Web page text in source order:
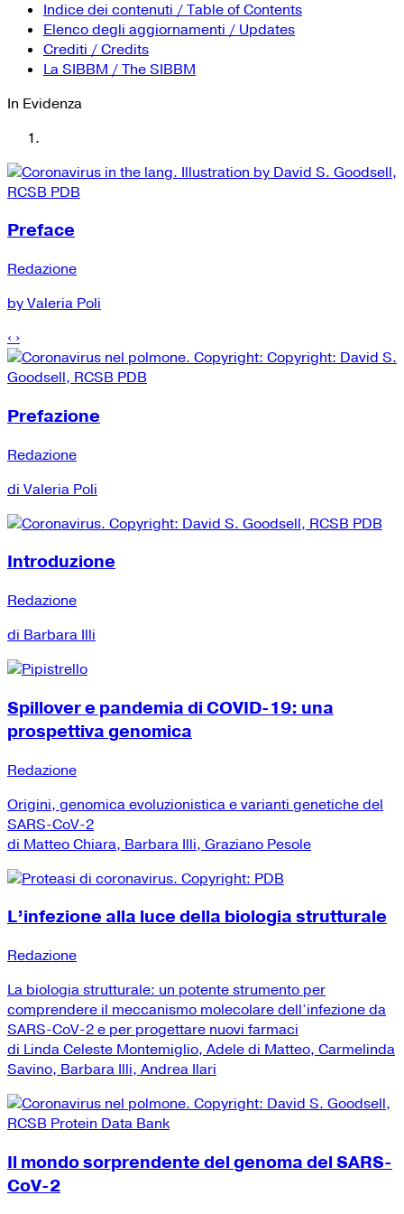
Tutti i siti Zanichelli per la scuola
Collezioni Università
Facebook
Twitter
Instagram
Instagram scuola
Mail
Indice dei contenuti / Table of Contents
Elenco degli aggiornamenti / Updates
Crediti / Credits
La SIBBM / The SIBBM
In Evidenza
Preface
Redazione
by Valeria Poli
‹ ›
Prefazione
Redazione
di Valeria Poli
Introduzione
Redazione
di Barbara Illi
Spillover e pandemia di COVID-19: una
prospettiva genomica
Redazione
Origini, genomica evoluzionistica e varianti genetiche del
SARS-CoV-2
di Matteo Chiara, Barbara Illi, Graziano Pesole
L’infezione alla luce della biologia strutturale
Redazione
La biologia strutturale: un potente strumento per
comprendere il meccanismo molecolare dell’infezione da
SARS-CoV-2 e per progettare nuovi farmaci
di Linda Celeste Montemiglio, Adele di Matteo, Carmelinda
Savino, Barbara Illi, Andrea Ilari
Il mondo sorprendente del genoma del SARS-
CoV-2